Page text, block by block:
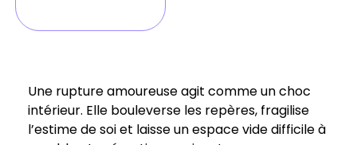
Une rupture amoureuse agit comme un choc
intérieur. Elle bouleverse les repères, fragilise
l’estime de soi et laisse un espace vide difficile à